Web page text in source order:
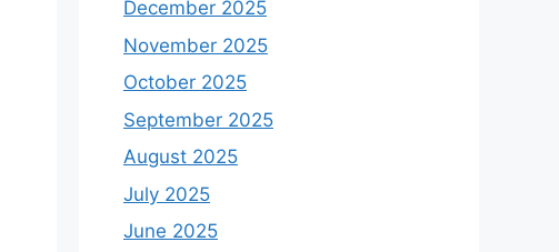
December 2025
November 2025
October 2025
September 2025
August 2025
July 2025
June 2025